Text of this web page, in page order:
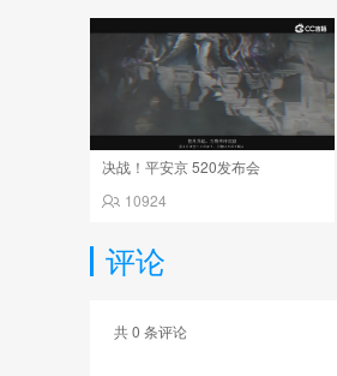
决战！平安京 520发布会
10924
评论
共0 条评论